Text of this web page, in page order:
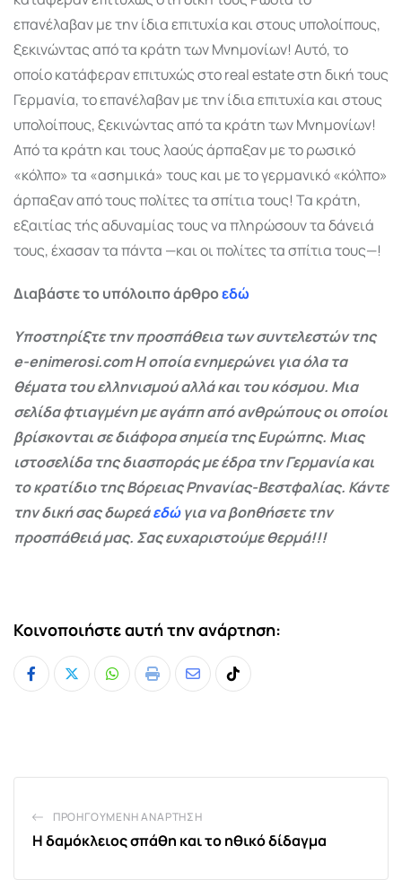
επανέλαβαν με την ίδια επιτυχία και στους υπολοίπους,
ξεκινώντας από τα κράτη των Μνημονίων! Αυτό, το
οποίο κατάφεραν επιτυχώς στο real estate στη δική τους
Γερμανία, το επανέλαβαν με την ίδια επιτυχία και στους
υπολοίπους, ξεκινώντας από τα κράτη των Μνημονίων!
Από τα κράτη και τους λαούς άρπαξαν με το ρωσικό
«κόλπο» τα «ασημικά» τους και με το γερμανικό «κόλπο»
άρπαξαν από τους πολίτες τα σπίτια τους! Τα κράτη,
εξαιτίας τής αδυναμίας τους να πληρώ­σουν τα δάνειά
τους, έχασαν τα πάντα —και οι πολίτες τα σπίτια τους—!
Διαβάστε το υπόλοιπο άρθροεδώ
Υποστηρίξτε την προσπάθεια των συντελεστών της
e-enimerosi.com Η οποία ενημερώνει για όλα τα
θέματα του ελληνισμού αλλά και του κόσμου. Μια
σελίδα φτιαγμένη με αγάπη από ανθρώπους οι οποίοι
βρίσκονται σε διάφορα σημεία της Ευρώπης. Μιας
ιστοσελίδα της διασποράς με έδρα την Γερμανία και
το κρατίδιο της Βόρειας Ρηνανίας-Βεστφαλίας. Κάντε
την δική σας δωρεάεδώγια να βοηθήσετε την
προσπάθειά μας. Σας ευχαριστούμε θερμά!!!
Κοινοποιήστε αυτή την ανάρτηση:
Whatsapp
Print
ShareTiktok
ΠΡΟΗΓΟΎΜΕΝΗ ΑΝΆΡΤΗΣΗ
Η δαμόκλειος σπάθη και το ηθικό δίδαγμα